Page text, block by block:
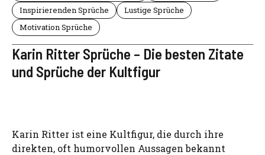
Inspirierenden Sprüche
Lustige Sprüche
Motivation Sprüche
Karin Ritter Sprüche – Die besten Zitate
und Sprüche der Kultfigur
Karin Ritter ist eine Kultfigur, die durch ihre
direkten, oft humorvollen Aussagen bekannt